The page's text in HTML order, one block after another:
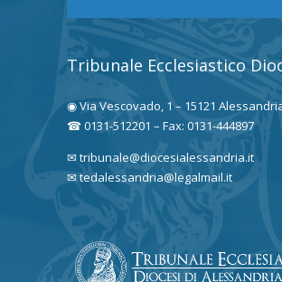
Tribunale Ecclesiastico
◉ Via Vescovado, 1 – 15121
☎ 0131-512201 – Fax: 0131-444897
✉ tribunale@diocesialessandria.it
✉ tedalessandria@legalmail.it